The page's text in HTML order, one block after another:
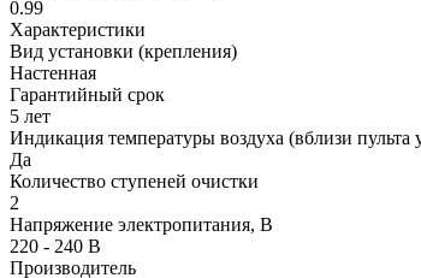
0.99
Характеристики
Вид установки (крепления)
Настенная
Гарантийный срок
5 лет
Индикация температуры воздуха (вблизи пульта
Да
Количество ступеней очистки
2
Напряжение электропитания, В
220 - 240 В
Производитель